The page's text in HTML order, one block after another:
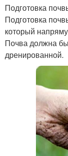
Подготовка
Подготовка
который
Почва должна
дренированной.